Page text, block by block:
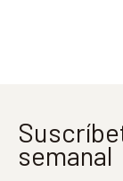
semanal